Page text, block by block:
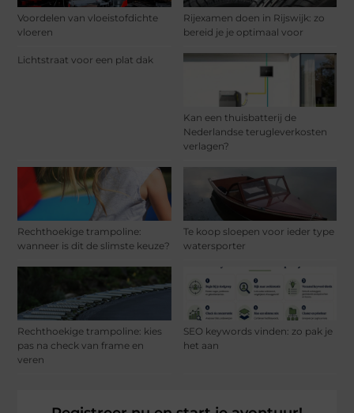
Voordelen van vloeistofdichte
vloeren
Rijexamen doen in Rijswijk: zo
bereid je je optimaal voor
Lichtstraat voor een plat dak
Kan een thuisbatterij de
Nederlandse terugleverkosten
verlagen?
Rechthoekige trampoline:
wanneer is dit de slimste keuze?
Te koop sloepen voor ieder type
watersporter
Rechthoekige trampoline: kies
pas na check van frame en
veren
SEO keywords vinden: zo pak je
het aan